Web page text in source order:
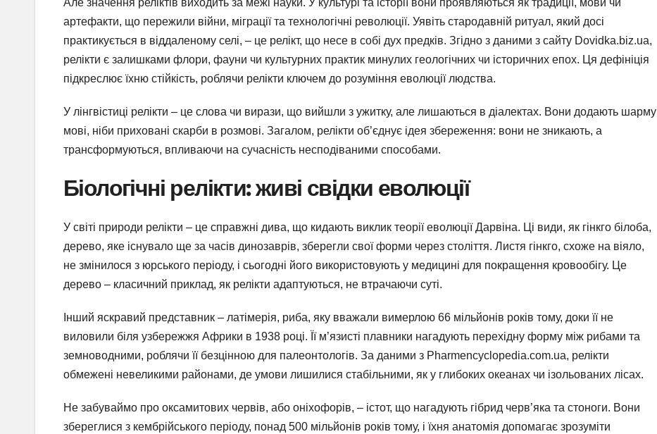
артефакти, що пережили війни, міграції та технологічні революції. Уявіть стародавній ритуал, який досі
практикується в віддаленому селі, – це релікт, що несе в собі дух предків. Згідно з даними з сайту Dovidka.biz.ua,
релікти є залишками флори, фауни чи культурних практик минулих геологічних чи історичних епох. Ця дефініція
підкреслює їхню стійкість, роблячи релікти ключем до розуміння еволюції людства.
У лінгвістиці релікти – це слова чи вирази, що вийшли з ужитку, але лишаються в діалектах. Вони додають шарму
мові, ніби приховані скарби в розмові. Загалом, релікти об’єднує ідея збереження: вони не зникають, а
трансформуються, впливаючи на сучасність несподіваними способами.
Біологічні релікти: живі свідки еволюції
У світі природи релікти – це справжні дива, що кидають виклик теорії еволюції Дарвіна. Ці види, як гінкго білоба,
дерево, яке існувало ще за часів динозаврів, зберегли свої форми через століття. Листя гінкго, схоже на віяло,
не змінилося з юрського періоду, і сьогодні його використовують у медицині для покращення кровообігу. Це
дерево – класичний приклад, як релікти адаптуються, не втрачаючи суті.
Інший яскравий представник – латімерія, риба, яку вважали вимерлою 66 мільйонів років тому, доки її не
виловили біля узбережжя Африки в 1938 році. Її м’язисті плавники нагадують перехідну форму між рибами та
земноводними, роблячи її безцінною для палеонтологів. За даними з Pharmencyclopedia.com.ua, релікти
обмежені невеликими районами, де умови лишилися стабільними, як у глибоких океанах чи ізольованих лісах.
Не забуваймо про оксамитових червів, або оніхофорів, – істот, що нагадують гібрид черв’яка та стоноги. Вони
збереглися з кембрійського періоду, понад 500 мільйонів років тому, і їхня анатомія допомагає зрозуміти